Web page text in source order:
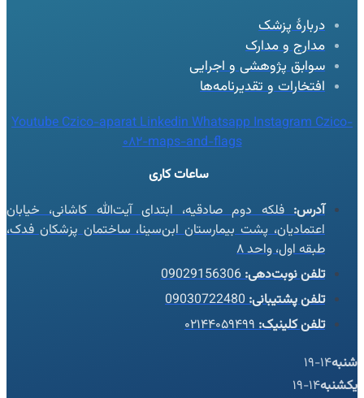
دربارهٔ پزشک
مدارج و مدارک
سوابق پژوهشی و اجرایی
افتخارات و تقدیرنامه‌ها
YoutubeCzico-aparatLinkedinWhatsappInstagramCzico-
082-maps-and-flags
ساعات کاری
آدرس:فلکه دوم صادقیه، ابتدای آیت‌الله کاشانی، خیابان
اعتمادیان، پشت بیمارستان ابن‌سینا، ساختمان پزشکان فدک،
طبقه اول، واحد ۸
تلفن نوبت‌دهی:09029156306
تلفن پشتیبانی:09030722480
تلفن کلینیک:۰۲۱۴۴۰۵۹۴۹۹
شنبه14-19
یکشنبه14-19